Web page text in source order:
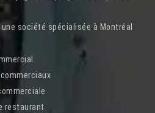
société spécialisée à Montréal
restaurant